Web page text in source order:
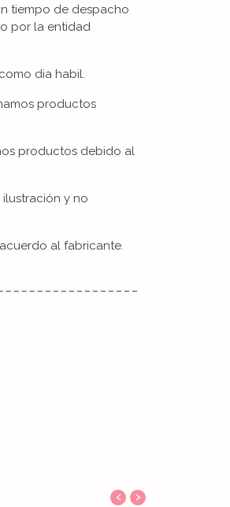
tiempo de despacho
por la entidad
dia habil.
productos
productos debido al
y no
al fabricante.
‹ ›